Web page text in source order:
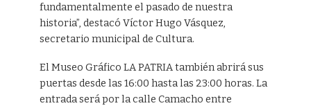
fundamentalmente el pasado de nuestra
historia”, destacó Víctor Hugo Vásquez,
secretario municipal de Cultura.
El Museo Gráfico LA PATRIA también abrirá sus
puertas desde las 16:00 hasta las 23:00 horas. La
entrada será por la calle Camacho entre